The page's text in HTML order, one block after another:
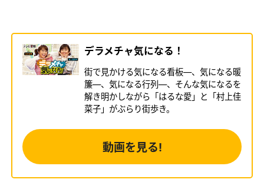
デラメチャ気になる！
街で見かける気になる看板―、気になる暖
簾―、気になる行列―、そんな気になるを
解き明かしながら「はるな愛」と「村上佳
菜子」がぶらり街歩き。
動画を見る!